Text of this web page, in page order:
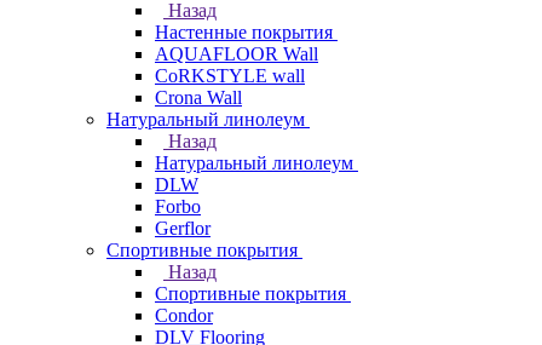
Назад
Настенные покрытия
AQUAFLOOR Wall
CoRKSTYLE wall
Crona Wall
Натуральный линолеум
Назад
Натуральный линолеум
DLW
Forbo
Gerflor
Спортивные покрытия
Назад
Спортивные покрытия
Condor
DLV Flooring